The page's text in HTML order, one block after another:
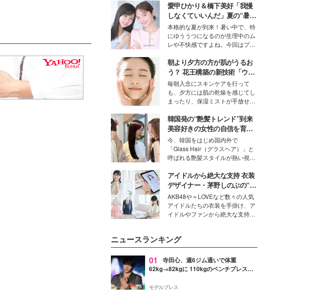
ニオン好き”という共通点を持つモ
デルの宮城舞と島村雄大の特別対
談をお届け！それぞれの視点か
ら、今作ならではの魅力や予想外
の感動をもたらす奥深いストーリ
ーについて熱く語り合ってもらっ
た。
愛甲ひかり＆橋下美好「我慢
しなくていいんだ」夏の“暑さ
対策”の新しい選択肢とは？
本格的な夏が到来！暑い中で、特
にゆううつになるのが生理中のム
レや不快感ですよね。今回はプラ
モデル・愛甲ひかりさんと橋下美
好さんを迎えて本音で女子会トー
ク。猛暑のお出かけを快適に過ご
すヒントや、2人が感動した夏の
生理の新常識にも迫りました。
朝より夕方の方が肌がうるお
う？ 花王構築の新技術「ウォ
ーターキャプチャリングスキ
ン（捕水肌）」がスキンケア
の常識を変える予感
毎朝入念にスキンケアを行って
も、夕方には肌の乾燥を感じてし
まったり、保湿ミストが手放せな
な美容の常識を大きく変える可能
性を秘めた、革新的な「Water
Capturing Skin（ウォーターキャ
プチャリングスキン：捕水肌）」
技術を、花王が構築した。
韓国発の“艶髪トレンド”到来
美容好きの女性の自信を育む
「ヘアケア事情」って？
今、韓国をはじめ国内外で
「Glass Hair（グラスヘア）」と
呼ばれる艶髪スタイルが熱い視線
ションの完成度を高めるベースと
して、“髪そのものの美しさ”に改
めて注目する人が増えている様
子。今回は、そんな憧れの艶やか
な髪を日常で叶える、美容好きの
女性たちのヘアケア事情を紹介し
アイドルから絶大な支持 衣装
デザイナー・茅野しのぶの“可
愛い”を作る美学＜「シチズン
クロスシー」インタビュー＞
AKB48や＝LOVEなど数々の人気
アイドルたちの衣装を手掛け、ア
イドルやファンから絶大な支持を
ター・茅野しのぶ。一人ひとりの
個性に寄り添い、魅力を引き出す
衣装作りは、多くの女性たちに勇
気と自信を与え続けている。
ニュースランキング
01
寺田心、週6ジム通いで体重
62kg→82kgに 110kgのベンチプレス持
「かっこいい」と反響
モデルプレス